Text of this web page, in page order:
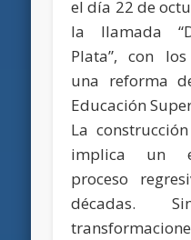
el día 22 de
la llamada
Plata”, con
una reforma
Educación
La
implica un
proceso
décadas.